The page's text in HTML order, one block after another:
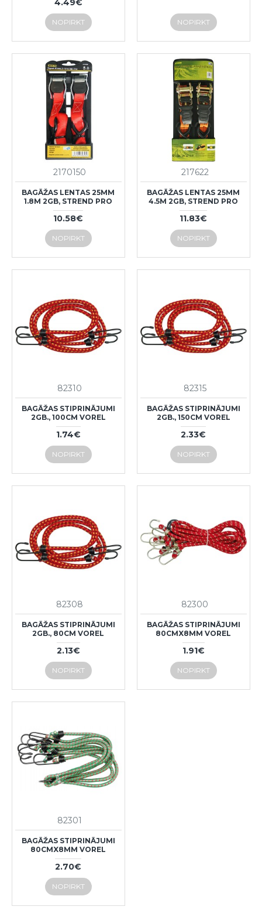
4.49€
NOPIRKT NOPIRKT
2170150
BAGĀŽAS LENTAS 25MM
1.8M 2GB, STREND PRO
10.58€
NOPIRKT
217622
BAGĀŽAS LENTAS 25MM
4.5M 2GB, STREND PRO
11.83€
NOPIRKT
82310
BAGĀŽAS STIPRINĀJUMI
2GB., 100CM VOREL
1.74€
NOPIRKT
82315
BAGĀŽAS STIPRINĀJUMI
2GB., 150CM VOREL
2.33€
NOPIRKT
82308
BAGĀŽAS STIPRINĀJUMI
2GB., 80CM VOREL
2.13€
NOPIRKT
82300
BAGĀŽAS STIPRINĀJUMI
80CMX8MM VOREL
1.91€
NOPIRKT
82301
BAGĀŽAS STIPRINĀJUMI
80CMX8MM VOREL
2.70€
NOPIRKT